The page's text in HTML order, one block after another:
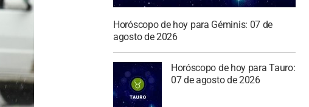
Horóscopo de hoy para Géminis: 07 de
agosto de 2026
Horóscopo de hoy para Tauro:
07 de agosto de 2026